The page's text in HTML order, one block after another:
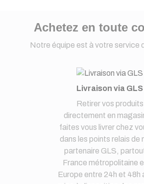
Achetez en toute
Notre équipe est à votre service
Livraison via GLS
Retirer vos produits
directement en
faites vous livrer chez
dans les points relais de
partenaire GLS,
France métropolitaine
Europe entre 24h et 48h